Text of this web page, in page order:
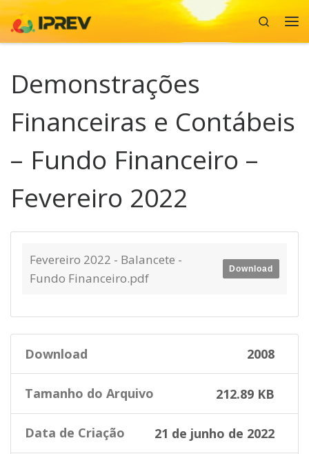
Skip to content
Search
Demonstrações
Financeiras e Contábeis
– Fundo Financeiro –
Fevereiro 2022
Fevereiro 2022 - Balancete -
Fundo Financeiro.pdf
Download
Download 2008
Tamanho do Arquivo 212.89 KB
Data de Criação 21 de junho de 2022